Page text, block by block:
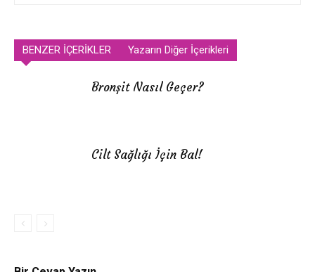
BENZER İÇERİKLER Yazarın Diğer İçerikleri
Bronşit Nasıl Geçer?
Cilt Sağlığı İçin Bal!